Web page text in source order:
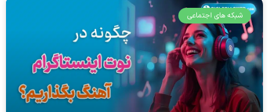
شبکه های اجتماعی